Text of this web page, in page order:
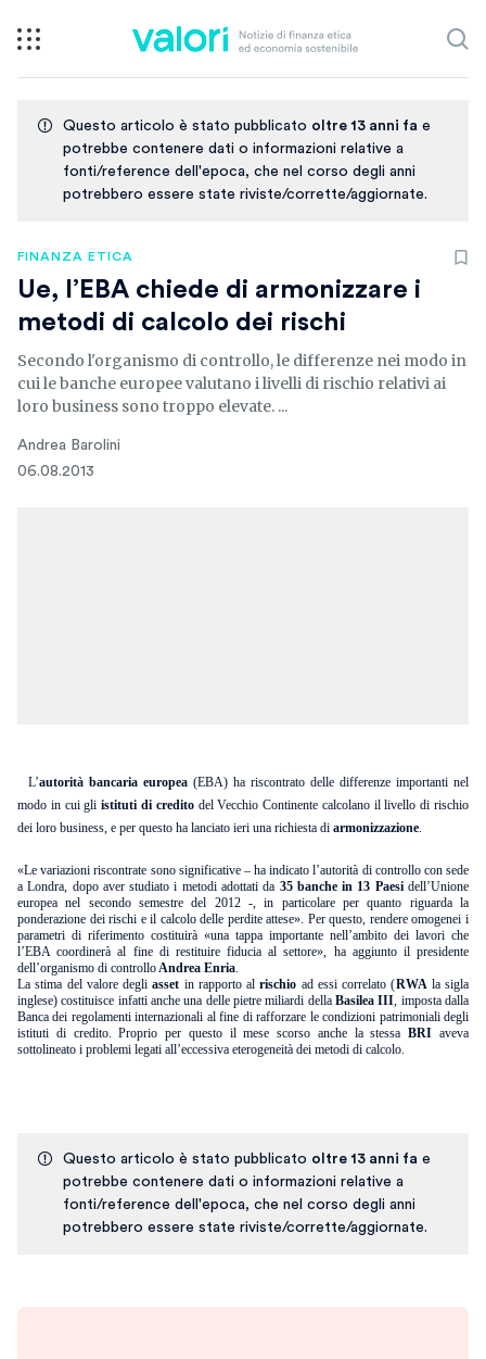
Questo articolo è stato pubblicato oltre 13 anni fa e
potrebbe contenere dati o informazioni relative a
fonti/reference dell'epoca, che nel corso degli anni
potrebbero essere state riviste/corrette/aggiornate.
FINANZA ETICA
Ue, l’EBA chiede di armonizzare i
metodi di calcolo dei rischi
Secondo l'organismo di controllo, le differenze nei modo in
cui le banche europee valutano i livelli di rischio relativi ai
loro business sono troppo elevate. ...
Andrea Barolini
06.08.2013
L’autorità bancaria europea (EBA) ha riscontrato delle differenze importanti nel
modo in cui gliistituti di creditodel Vecchio Continente calcolano il livello di rischio
dei loro business, e per questo ha lanciato ieri una richiesta di armonizzazione.
«Le variazioni riscontrate sono significative – ha indicato l’autorità di controllo con sede
a Londra, dopo aver studiato i metodi adottati da 35 banche in 13 Paesidell’Unione
europea nel secondo semestre del 2012 -, in particolare per quanto riguarda la
ponderazione dei rischi e il calcolo delle perdite attese». Per questo, rendere omogenei i
parametri di riferimento costituirà «una tappa importante nell’ambito dei lavori che
l’EBA coordinerà al fine di restituire fiducia al settore», ha aggiunto il presidente
dell’organismo di controlloAndrea Enria.
La stima del valore degliasset in rapporto alrischio ad essi correlato (RWAla sigla
inglese) costituisce infatti anche una delle pietre miliardi dellaBasilea III, imposta dalla
Banca dei regolamenti internazionali al fine di rafforzare le condizioni patrimoniali degli
istituti di credito. Proprio per questo il mese scorso anche la stessaBRI aveva
sottolineato i problemi legati all’eccessiva eterogeneità dei metodi di calcolo.
Questo articolo è stato pubblicato oltre 13 anni fa e
potrebbe contenere dati o informazioni relative a
fonti/reference dell'epoca, che nel corso degli anni
potrebbero essere state riviste/corrette/aggiornate.